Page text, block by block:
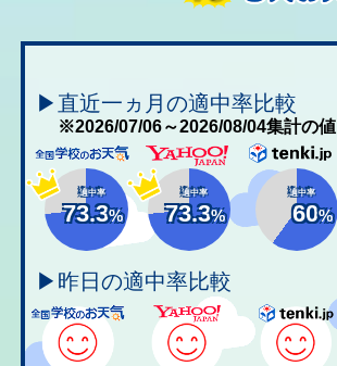
▶直近一ヵ月の適中率比較
※2026/07/06～2026/08/04集計の値
適中率
73.3%
適中率
73.3%
適中率
60%
▶昨日の適中率比較